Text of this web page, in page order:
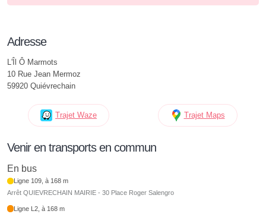
Adresse
L'Îl Ô Marmots
10 Rue Jean Mermoz
59920 Quiévrechain
Trajet Waze Trajet Maps
Venir en transports en commun
En bus
Ligne 109, à 168 m
Arrêt QUIEVRECHAIN MAIRIE - 30 Place Roger Salengro
Ligne L2, à 168 m